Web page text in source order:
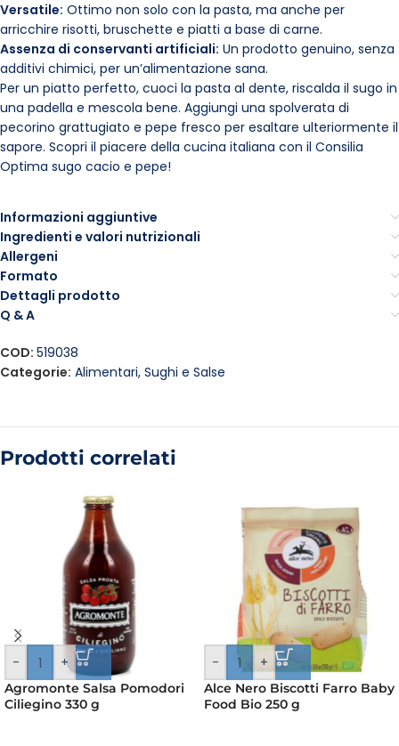
Versatile: Ottimo non solo con la pasta, ma anche per
arricchire risotti, bruschette e piatti a base di carne.
Assenza di conservanti artificiali: Un prodotto genuino, senza
additivi chimici, per un’alimentazione sana.
Per un piatto perfetto, cuoci la pasta al dente, riscalda il sugo in
una padella e mescola bene. Aggiungi una spolverata di
pecorino grattugiato e pepe fresco per esaltare ulteriormente il
sapore. Scopri il piacere della cucina italiana con il Consilia
Optima sugo cacio e pepe!
Informazioni aggiuntive
Ingredienti e valori nutrizionali
Allergeni
Formato
Dettagli prodotto
Q & A
COD: 519038
Categorie: Alimentari, Sughi e Salse
Prodotti correlati
- +
Agromonte Salsa Pomodori
Ciliegino 330 g
- +
Alce Nero Biscotti Farro Baby
Food Bio 250 g